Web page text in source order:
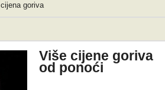
cijena goriva
Više cijene goriva
od ponoći